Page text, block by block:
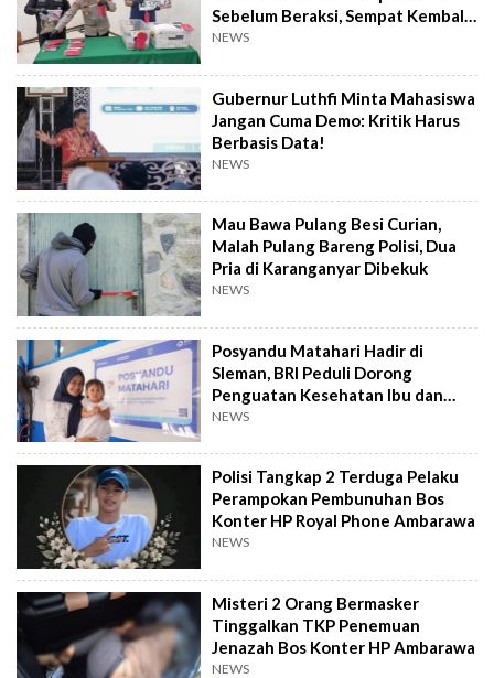
Sebelum Beraksi, Sempat Kembali
Datangi TKP
NEWS
Gubernur Luthfi Minta Mahasiswa
Jangan Cuma Demo: Kritik Harus
Berbasis Data!
NEWS
Mau Bawa Pulang Besi Curian,
Malah Pulang Bareng Polisi, Dua
Pria di Karanganyar Dibekuk
NEWS
Posyandu Matahari Hadir di
Sleman, BRI Peduli Dorong
Penguatan Kesehatan Ibu dan
Anak
NEWS
Polisi Tangkap 2 Terduga Pelaku
Perampokan Pembunuhan Bos
Konter HP Royal Phone Ambarawa
NEWS
Misteri 2 Orang Bermasker
Tinggalkan TKP Penemuan
Jenazah Bos Konter HP Ambarawa
NEWS